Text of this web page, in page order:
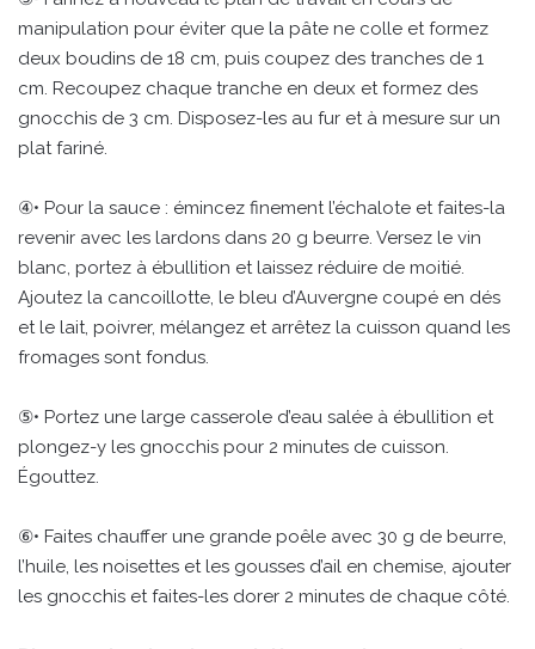
manipulation pour éviter que la pâte ne colle et formez
deux boudins de 18 cm, puis coupez des tranches de 1
cm. Recoupez chaque tranche en deux et formez des
gnocchis de 3 cm. Disposez-les au fur et à mesure sur un
plat fariné.
④• Pour la sauce : émincez finement l’échalote et faites-la
revenir avec les lardons dans 20 g beurre. Versez le vin
blanc, portez à ébullition et laissez réduire de moitié.
Ajoutez la cancoillotte, le bleu d’Auvergne coupé en dés
et le lait, poivrer, mélangez et arrêtez la cuisson quand les
fromages sont fondus.
⑤• Portez une large casserole d’eau salée à ébullition et
plongez-y les gnocchis pour 2 minutes de cuisson.
Égouttez.
⑥• Faites chauffer une grande poêle avec 30 g de beurre,
l’huile, les noisettes et les gousses d’ail en chemise, ajouter
les gnocchis et faites-les dorer 2 minutes de chaque côté.